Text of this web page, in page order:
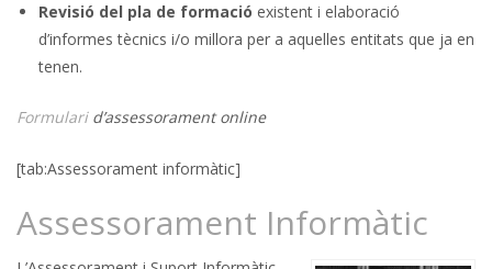
Revisió del pla de formació existent i elaboració
d’informes tècnics i/o millora per a aquelles entitats que ja en
tenen.
Formularid’assessorament online
[tab:Assessorament informàtic]
Assessorament Informàtic